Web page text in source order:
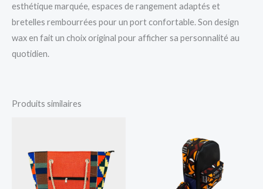
esthétique marquée, espaces de rangement adaptés et
bretelles rembourrées pour un port confortable. Son design
wax en fait un choix original pour afficher sa personnalité au
quotidien.
Produits similaires